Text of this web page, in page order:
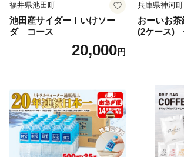
福井県池田町
池田産サイダー！いけソー
ダ コース
20,000円
兵庫県神河町
おーいお
(2ケース)